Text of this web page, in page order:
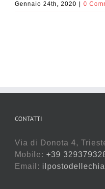
Gennaio 24th, 2020 0
CONTATTI
Via di Donota 4,
Mobile: +39
Email: